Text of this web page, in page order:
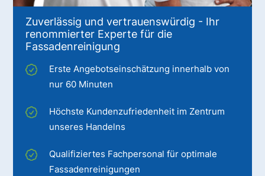
Zuverlässig und vertrauenswürdig - Ihr
renommierter Experte für die
Fassadenreinigung
Erste Angebotseinschätzung innerhalb von
nur 60 Minuten
Höchste Kundenzufriedenheit im Zentrum
unseres Handelns
Qualifiziertes Fachpersonal für optimale
Fassadenreinigungen